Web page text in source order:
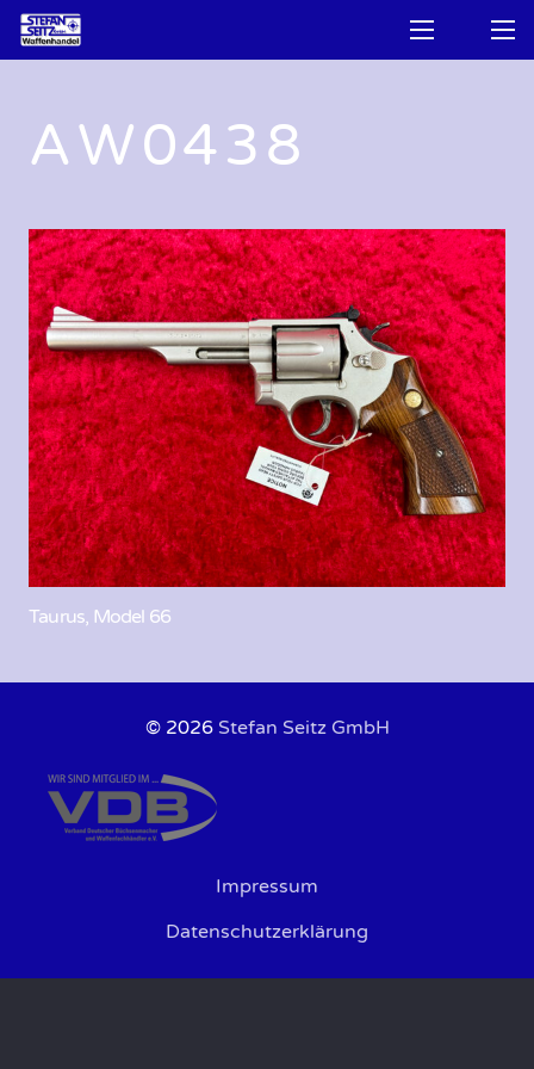
AW0438
Taurus, Model 66
© 2026 Stefan Seitz GmbH
Impressum
Datenschutzerklärung